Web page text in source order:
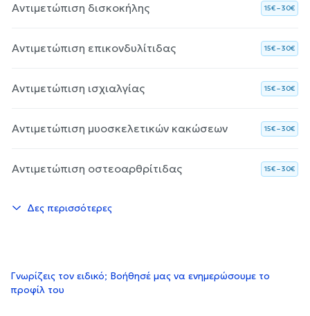
Αντιμετώπιση δισκοκήλης 15€ – 30€
Αντιμετώπιση επικονδυλίτιδας 15€ – 30€
Αντιμετώπιση ισχιαλγίας 15€ – 30€
Αντιμετώπιση μυοσκελετικών κακώσεων 15€ – 30€
Αντιμετώπιση οστεοαρθρίτιδας 15€ – 30€
Δες περισσότερες
Γνωρίζεις τον ειδικό; Βοήθησέ μας να ενημερώσουμε το
προφίλ του